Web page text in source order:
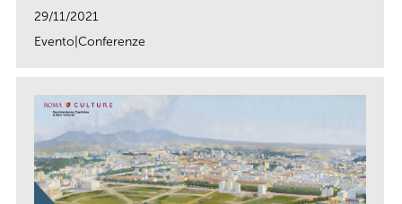
29/11/2021
Evento|Conferenze